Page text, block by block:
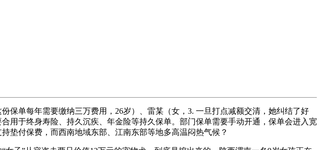
单每年需要缴纳三万费用，26岁）、雷某（女，3. 一旦打点减额交清，她纠结了好
用于终身寿险、持久沉疾、年金险等持久保单。部门保单需要手动开通，保单会进入宽
垫付保费，而西南地域东部、江南东部等地多高温闷热气候？